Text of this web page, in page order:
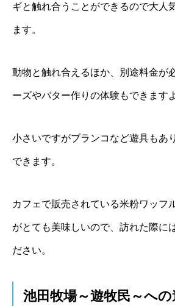
ギと触れ合うことができるので大人
ます。
動物と触れ合えるほか、別途料金が
ーズやバター作りの体験もできますよ
小さいですがブランコなど遊具もあ
できます。
カフェで販売されている米粉ワッフ
がとても美味しいので、訪れた際に
ださい。
池田牧場～遊牧民～への